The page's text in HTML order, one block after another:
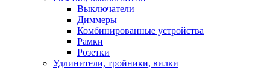
Выключатели
Диммеры
Комбинированные устройства
Рамки
Розетки
Удлинители, тройники, вилки